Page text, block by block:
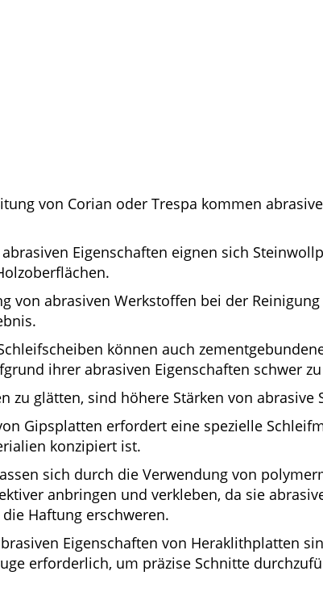
von Corian oder Trespa kommen
Eigenschaften eignen sich
von abrasiven Werkstoffen bei der
können auch
ihrer abrasiven Eigenschaften schwer
zu glätten, sind höhere Stärken von abrasive
Gipsplatten erfordert eine spezielle
konzipiert ist.
sich durch die Verwendung von
anbringen und verkleben, da sie
Haftung erschweren.
Eigenschaften von Heraklithplatten
erforderlich, um präzise Schnitte